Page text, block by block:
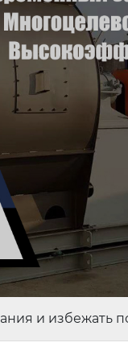
и избежать